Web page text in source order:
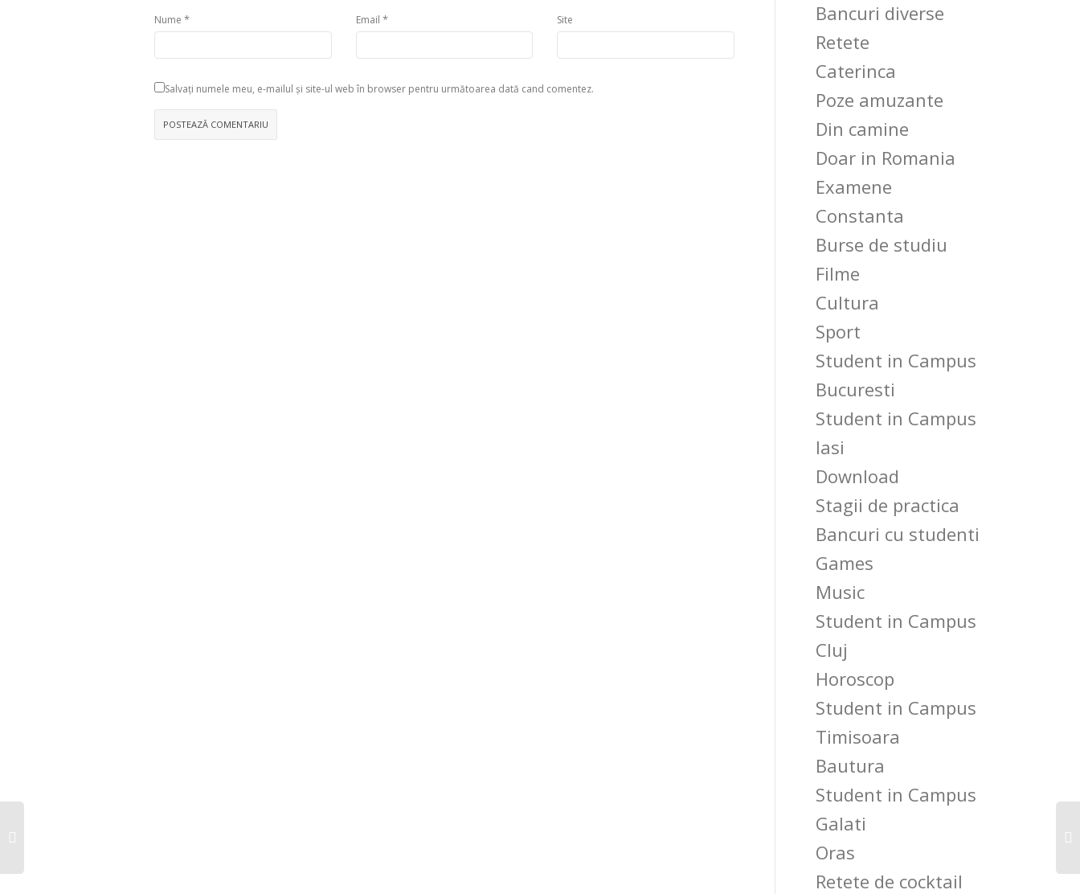
Nume * Email * Site
Salvați numele meu, e-mailul și site-ul web în browser pentru următoarea dată cand comentez.
Bancuri diverse
Retete
Caterinca
Poze amuzante
Din camine
Doar in Romania
Examene
Constanta
Burse de studiu
Filme
Cultura
Sport
Student in Campus
Bucuresti
Student in Campus
Iasi
Download
Stagii de practica
Bancuri cu studenti
Games
Music
Student in Campus
Cluj
Horoscop
Student in Campus
Timisoara
Bautura
Student in Campus
Galati
Oras
Retete de cocktail